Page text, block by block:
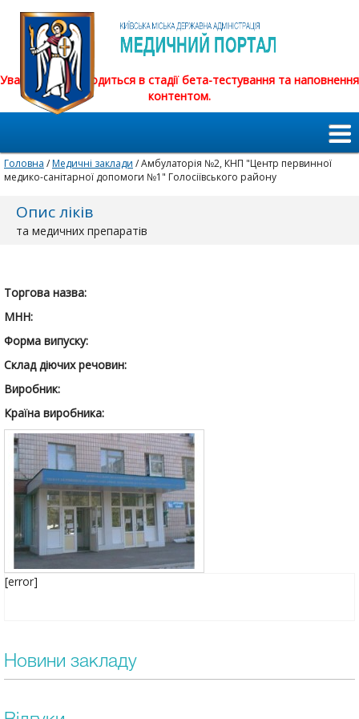
Увага! Сайт знаходиться в стадії бета-тестування та наповнення
контентом.
Головна /Медичні заклади / Амбулаторія №2, КНП "Центр первинної
медико-санітарної допомоги №1" Голосіївського району
Опис ліків
та медичних препаратів
Торгова назва:
МНН:
Форма випуску:
Склад діючих речовин:
Виробник:
Країна виробника:
[error]
Новини закладу